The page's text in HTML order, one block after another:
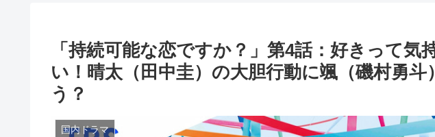
「持続可能な恋ですか？」第4話：好きって気
い！晴太（田中圭）の大胆行動に颯（磯村勇
う？
国内ドラマ